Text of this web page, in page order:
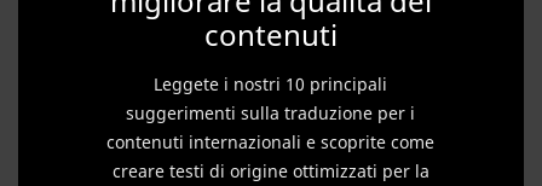
contenuti
Leggete i nostri 10 principali
suggerimenti sulla traduzione per i
contenuti internazionali e scoprite come
creare testi di origine ottimizzati per la